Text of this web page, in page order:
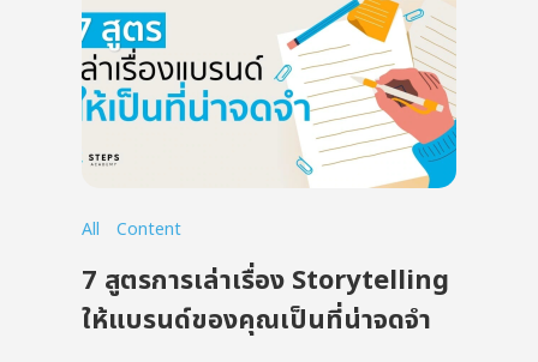
All Content
7 สูตรการเล่าเรื่อง Storytelling
ให้แบรนด์ของคุณเป็นที่น่าจดจำ